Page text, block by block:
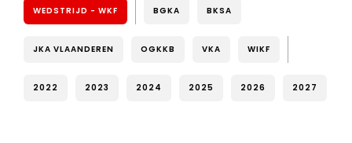
WEDSTRIJD - WKF BGKA BKSA
JKA VLAANDEREN OGKKB VKA WIKF
2022 2023 2024 2025 2026 2027